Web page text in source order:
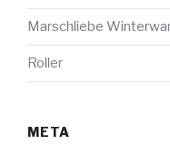
Marschliebe
Roller
META